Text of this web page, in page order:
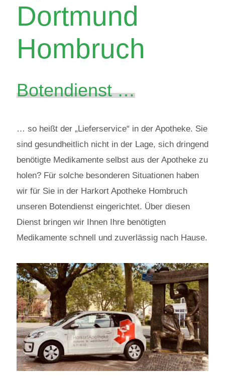
Dortmund
Hombruch
Botendienst …
… so heißt der „Lieferservice“ in der Apotheke. Sie
sind gesundheitlich nicht in der Lage, sich dringend
benötigte Medikamente selbst aus der Apotheke zu
holen? Für solche besonderen Situationen haben
wir für Sie in der Harkort Apotheke Hombruch
unseren Botendienst eingerichtet. Über diesen
Dienst bringen wir Ihnen Ihre benötigten
Medikamente schnell und zuverlässig nach Hause.